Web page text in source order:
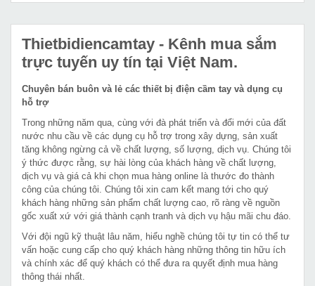
Thietbidiencamtay - Kênh mua sắm
trực tuyến uy tín tại Việt Nam.
Chuyên bán buôn và lẻ các thiết bị điện cầm tay và dụng cụ
hỗ trợ
Trong những năm qua, cùng với đà phát triển và đổi mới của đất
nước nhu cầu về các dụng cụ hỗ trợ trong xây dựng, sản xuất
tăng không ngừng cả về chất lượng, số lượng, dịch vụ. Chúng tôi
ý thức được rằng, sự hài lòng của khách hàng về chất lượng,
dịch vụ và giá cả khi chọn mua hàng online là thước đo thành
công của chúng tôi. Chúng tôi xin cam kết mang tới cho quý
khách hàng những sản phẩm chất lượng cao, rõ ràng về nguồn
gốc xuất xứ với giá thành cạnh tranh và dịch vụ hậu mãi chu đáo.
Với đội ngũ kỹ thuật lâu năm, hiểu nghề chúng tôi tự tin có thể tư
vấn hoặc cung cấp cho quý khách hàng những thông tin hữu ích
và chính xác để quý khách có thể đưa ra quyết định mua hàng
thông thái nhất.